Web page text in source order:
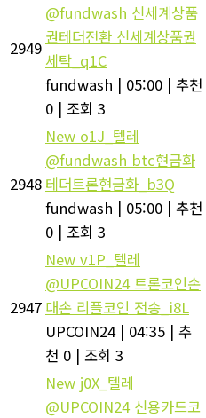
2949
@fundwash 신세계상품
권테더전환 신세계상품권
세탁_q1C
fundwash | 05:00 | 추천
0 | 조회 3
2948
New o1J_텔레
@fundwash btc현금화
테더트론현금화_b3Q
fundwash | 05:00 | 추천
0 | 조회 3
2947
New v1P_텔레
@UPCOIN24 트론코인손
대손 리플코인 전송_i8L
UPCOIN24 | 04:35 | 추
천 0 | 조회 3
New j0X_텔레
@UPCOIN24 신용카드코